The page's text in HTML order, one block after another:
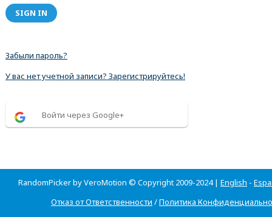
SIGN IN
Забыли пароль?
У вас нет учетной записи? Зарегистрируйтесь!
Войти через Google+
RandomPicker by VeroMotion © Copyright 2009-2024 | English -
Отказ от Ответственности /Политика